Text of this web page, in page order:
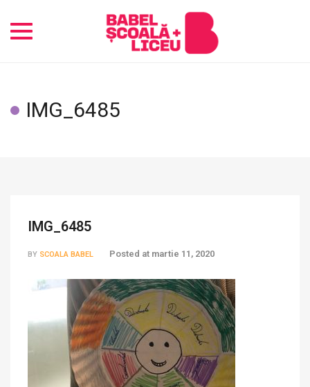
Toggle
IMG_6485
IMG_6485
BY SCOALA BABEL Posted at martie 11, 2020